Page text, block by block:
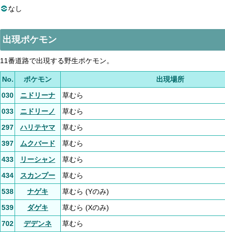
なし
出現ポケモン
11番道路で出現する野生ポケモン。
No. ポケモン
出現場所
030
ニドリーナ
草むら
033
ニドリーノ
草むら
297
ハリテヤマ
草むら
397
ムクバード
草むら
433
リーシャン
草むら
434
スカンプー
草むら
538
ナゲキ
草むら (Yのみ)
539
ダゲキ
草むら (Xのみ)
702
デデンネ
草むら